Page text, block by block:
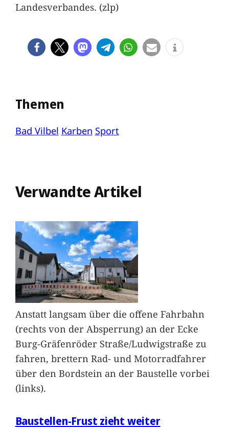
Landesverbandes. (zlp)
Themen
Bad Vilbel Karben Sport
Verwandte Artikel
Anstatt langsam über die offene Fahrbahn
(rechts von der Absperrung) an der Ecke
Burg-Gräfenröder Straße/Ludwigstraße zu
fahren, brettern Rad- und Motorradfahrer
über den Bordstein an der Baustelle vorbei
(links).
Baustellen-Frust zieht weiter